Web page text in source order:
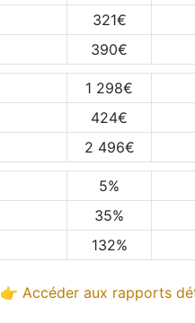
321€
390€
1 298€
424€
2 496€
5%
35%
132%
👉 Accéder aux rapports